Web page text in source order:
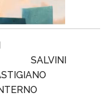
SALVINI